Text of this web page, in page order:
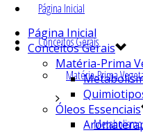
Página Inicial
Conceitos Gerais
Matéria-Prima
Página Inicial
Conceitos Gerais
Matéria-Prima
Óleos Essenciais